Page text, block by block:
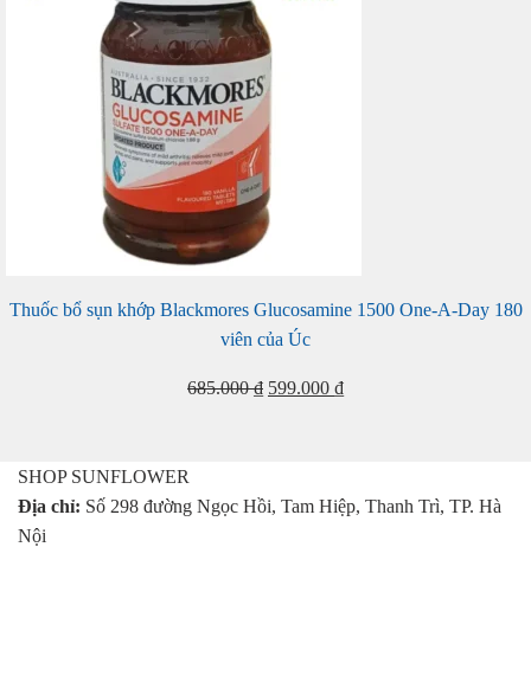
Thuốc bổ sụn khớp Blackmores Glucosamine 1500 One-A-Day 180
viên của Úc
685.000₫ Giá
599.000 ₫Giá
599.000 ₫.
SHOP SUNFLOWER
Địa chỉ: Số 298 đường Ngọc Hồi, Tam Hiệp, Thanh Trì, TP. Hà
Nội